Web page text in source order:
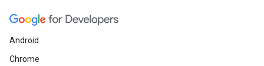
Android
Chrome